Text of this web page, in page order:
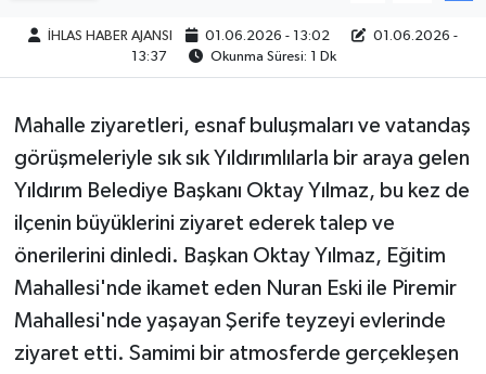
İHLAS HABER AJANSI 01.06.2026 - 13:02
01.06.2026 -
13:37
Okunma Süresi: 1 Dk
Mahalle ziyaretleri, esnaf buluşmaları ve vatandaş
görüşmeleriyle sık sık Yıldırımlılarla bir araya gelen
Yıldırım Belediye Başkanı Oktay Yılmaz, bu kez de
ilçenin büyüklerini ziyaret ederek talep ve
önerilerini dinledi. Başkan Oktay Yılmaz, Eğitim
Mahallesi'nde ikamet eden Nuran Eski ile Piremir
Mahallesi'nde yaşayan Şerife teyzeyi evlerinde
ziyaret etti. Samimi bir atmosferde gerçekleşen